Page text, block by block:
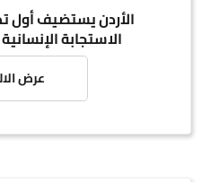
الأردن يستضيف أول
الاستجابة
عرض